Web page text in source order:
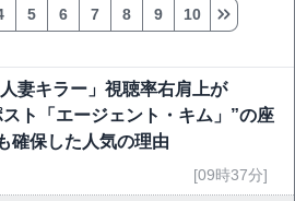
5 6 7 8 9 10
妻キラー」視聴率右肩上が
スト「エージェント・キム」”の座
確保した人気の理由
[09時37分]